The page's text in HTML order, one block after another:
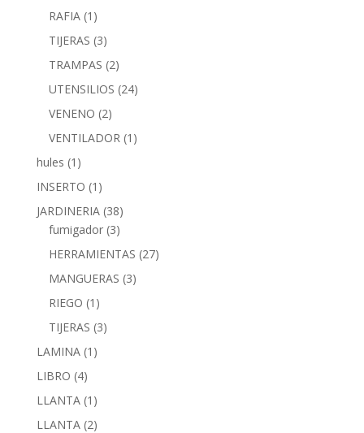
RAFIA (1)
TIJERAS (3)
TRAMPAS (2)
UTENSILIOS (24)
VENENO (2)
VENTILADOR (1)
hules (1)
INSERTO (1)
JARDINERIA (38)
fumigador (3)
HERRAMIENTAS (27)
MANGUERAS (3)
RIEGO (1)
TIJERAS (3)
LAMINA (1)
LIBRO (4)
LLANTA (1)
LLANTA (2)